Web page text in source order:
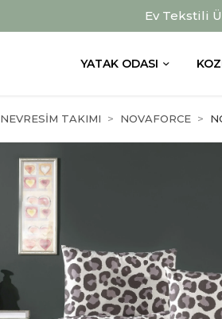
Ev Tekstili
YATAK ODASI
NEVRESİM TAKIMI NOVAFORCE